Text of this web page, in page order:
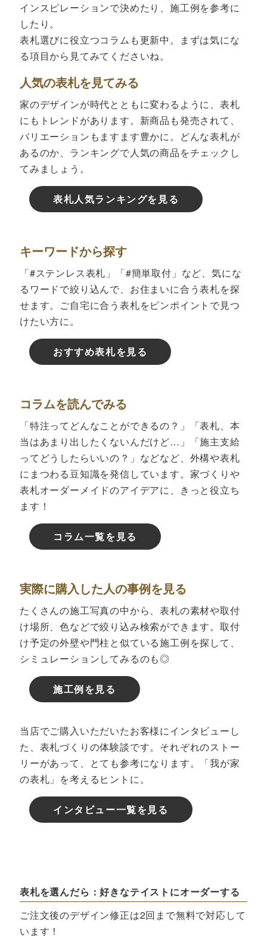
インスピレーションで決めたり、施工例を参考に
したり。
表札選びに役立つコラムも更新中。まずは気にな
る項目から見てみてくださいね。
人気の表札を見てみる
家のデザインが時代とともに変わるように、表札
にもトレンドがあります。新商品も発売されて、
バリエーションもますます豊かに。どんな表札が
あるのか、ランキングで人気の商品をチェックし
てみましょう。
表札人気ランキングを見る
キーワードから探す
「#ステンレス表札」「#簡単取付」など、気にな
るワードで絞り込んで、お住まいに合う表札を探
せます。ご自宅に合う表札をピンポイントで見つ
けたい方に。
おすすめ表札を見る
コラムを読んでみる
「特注ってどんなことができるの？」「表札、本
当はあまり出したくないんだけど…」「施主支給
ってどうしたらいいの？」などなど、外構や表札
にまつわる豆知識を発信しています。家づくりや
表札オーダーメイドのアイデアに、きっと役立ち
ます！
コラム一覧を見る
実際に購入した人の事例を見る
たくさんの施工写真の中から、表札の素材や取付
け場所、色などで絞り込み検索ができます。取付
け予定の外壁や門柱と似ている施工例を探して、
シミュレーションしてみるのも◎
施工例を見る
当店でご購入いただいたお客様にインタビューし
た、表札づくりの体験談です。それぞれのストー
リーがあって、とても参考になります。「我が家
の表札」を考えるヒントに。
インタビュー一覧を見る
表札を選んだら：好きなテイストにオーダーする
ご注文後のデザイン修正は2回まで無料で対応して
います！